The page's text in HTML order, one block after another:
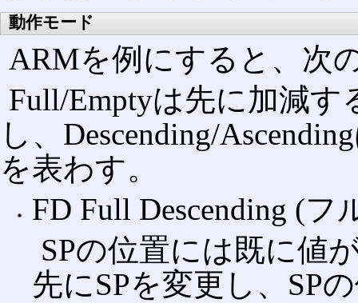
動作モード
ARMを例にすると、次
Full/Emptyは先に加減
し、Descending/
を表わす。
FD Full Descending (フ
SPの位置には既に値
先にSPを変更し、SP